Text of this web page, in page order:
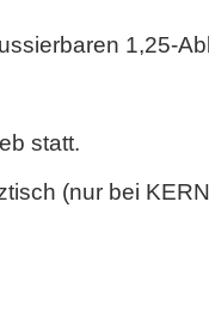
1,25-
statt.
(nur bei